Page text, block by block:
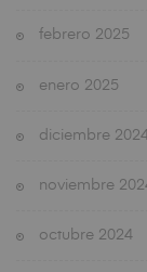
febrero 2025
enero 2025
diciembre
noviembre
octubre 2024